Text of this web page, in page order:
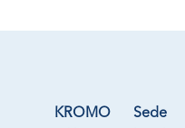
KROMO
Sede